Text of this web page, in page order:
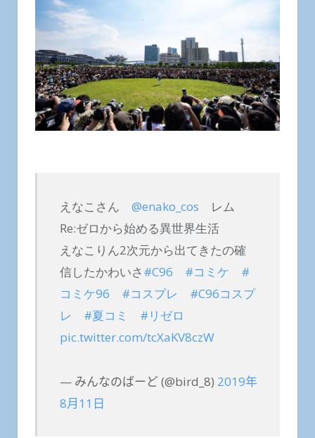
えなこさん @enako_cos レム
Re:ゼロから始める異世界生活
えなこりん2次元から出てきたの確
信したかわいさ#C96 #コミケ
#
コミケ96
#コスプレ
#C96コスプ
レ
#夏コミ
#リゼロ
pic.twitter.com/tcXaKV8czW
— みんなのばーど (@bird_8) 2019年
8月11日